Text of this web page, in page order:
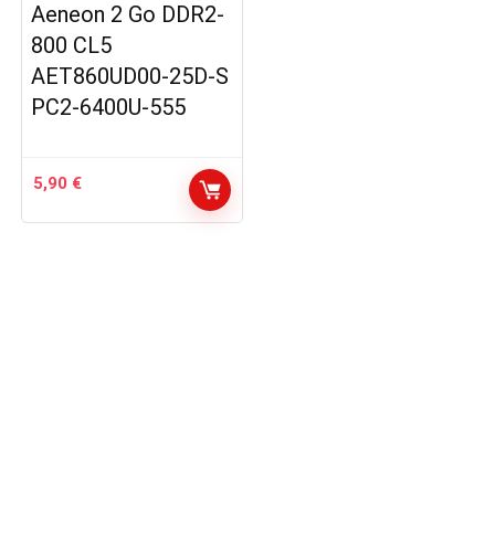
Aeneon 2 Go DDR2-
800 CL5
AET860UD00-25D-S
PC2-6400U-555
5,90 €